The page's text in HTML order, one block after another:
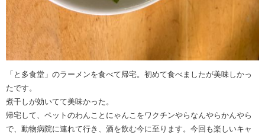
「と多食堂」のラーメンを食べて帰宅。初めて食べましたが美味しかっ
たです。
煮干しが効いてて美味かった。
帰宅して、ペットのわんことにゃんこをワクチンやらなんやらかんやら
で、動物病院に連れて行き、酒を飲む今に至ります。今回も楽しいキャ